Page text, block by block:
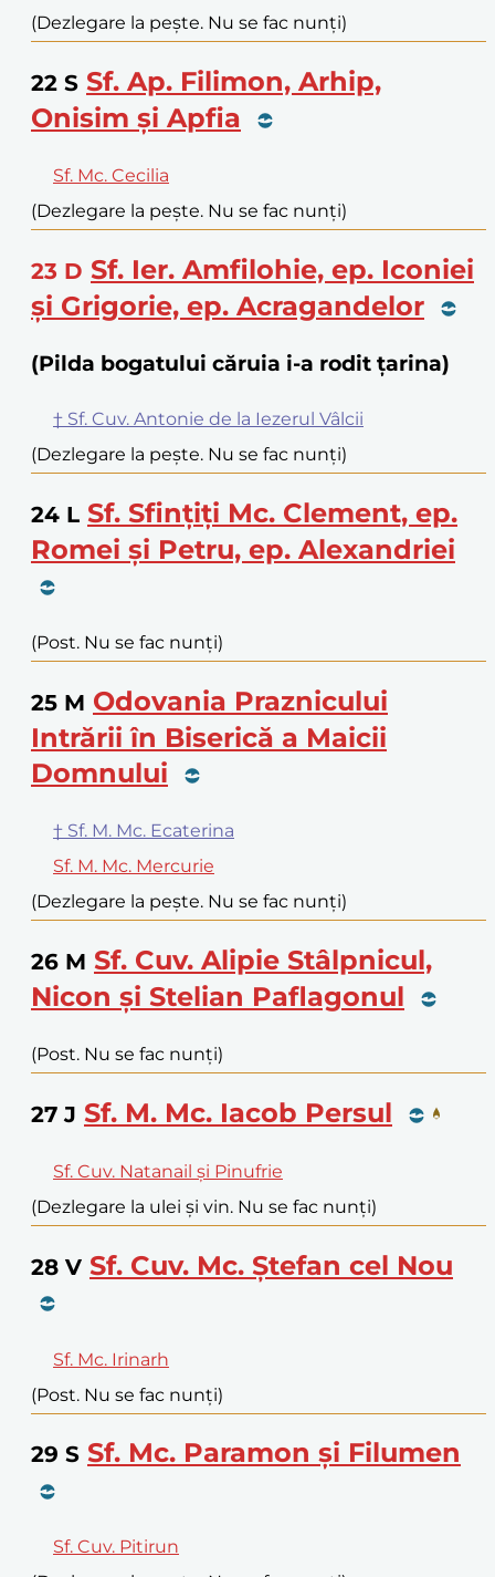
(Dezlegare la pește. Nu se fac nunți)
22 S Sf. Ap. Filimon, Arhip,
Onisim și Apfia
Sf. Mc. Cecilia
(Dezlegare la pește. Nu se fac nunți)
23 D Sf. Ier. Amfilohie, ep. Iconiei
și Grigorie, ep. Acragandelor
(Pilda bogatului căruia i-a rodit țarina)
† Sf. Cuv. Antonie de la Iezerul Vâlcii
(Dezlegare la pește. Nu se fac nunți)
24 L Sf. Sfințiți Mc. Clement, ep.
Romei și Petru, ep. Alexandriei
(Post. Nu se fac nunți)
25 M Odovania Praznicului
Intrării în Biserică a Maicii
Domnului
† Sf. M. Mc. Ecaterina
Sf. M. Mc. Mercurie
(Dezlegare la pește. Nu se fac nunți)
26 M Sf. Cuv. Alipie Stâlpnicul,
Nicon și Stelian Paflagonul
(Post. Nu se fac nunți)
27 J Sf. M. Mc. Iacob Persul
Sf. Cuv. Natanail și Pinufrie
(Dezlegare la ulei și vin. Nu se fac nunți)
28 V Sf. Cuv. Mc. Ștefan cel Nou
Sf. Mc. Irinarh
(Post. Nu se fac nunți)
29 S Sf. Mc. Paramon și Filumen
Sf. Cuv. Pitirun